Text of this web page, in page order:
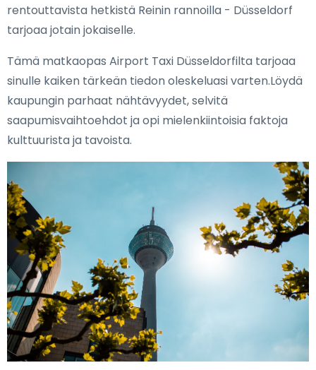
rentouttavista hetkistä Reinin rannoilla - Düsseldorf
tarjoaa jotain jokaiselle.
Tämä matkaopas Airport Taxi Düsseldorfilta tarjoaa
sinulle kaiken tärkeän tiedon oleskeluasi varten.Löydä
kaupungin parhaat nähtävyydet, selvitä
saapumisvaihtoehdot ja opi mielenkiintoisia faktoja
kulttuurista ja tavoista.